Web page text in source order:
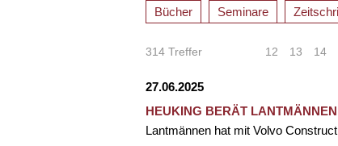
Bücher Seminare
314 Treffer 12 13 14
27.06.2025
HEUKING BERÄT
Lantmännen hat mit Volvo